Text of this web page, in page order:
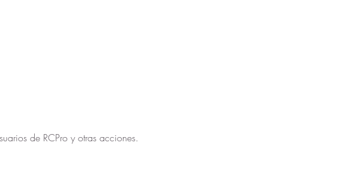
de RCPro y otras acciones.